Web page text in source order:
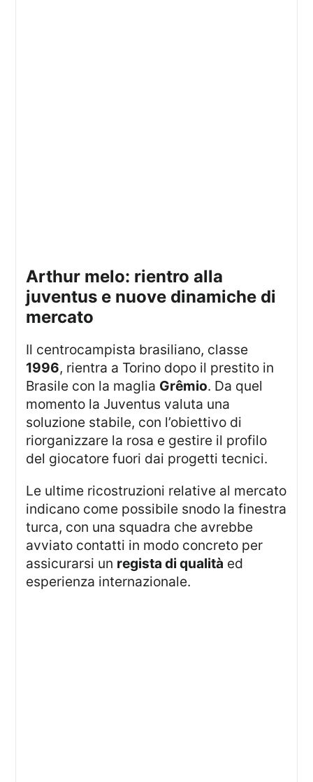
arthur melo: rientro alla
juventus e nuove dinamiche di
mercato
Il centrocampista brasiliano, classe
1996, rientra a Torino dopo il prestito in
Brasile con la maglia Grêmio. Da quel
momento la Juventus valuta una
soluzione stabile, con l’obiettivo di
riorganizzare la rosa e gestire il profilo
del giocatore fuori dai progetti tecnici.
Le ultime ricostruzioni relative al mercato
indicano come possibile snodo la finestra
turca, con una squadra che avrebbe
avviato contatti in modo concreto per
assicurarsi un regista di qualità ed
esperienza internazionale.